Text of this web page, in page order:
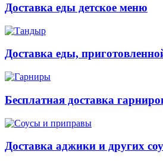
Доставка еды детское меню
Доставка еды,
Бесплатная доставка
Доставка аджики и других